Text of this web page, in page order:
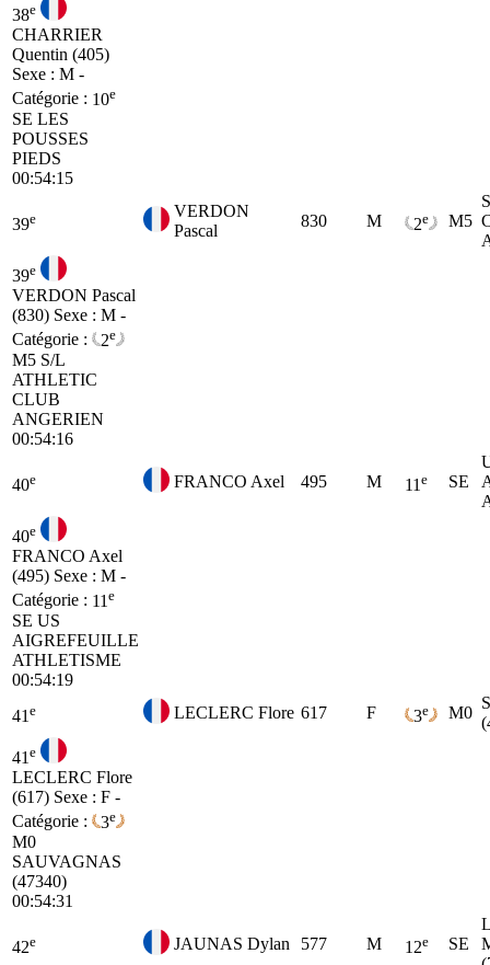
38e
CHARRIER
Quentin (405)
Sexe : M -
Catégorie : 10e
SE LES
POUSSES
PIEDS
00:54:15
39e
VERDON
Pascal
830 M 2e M5
39e
VERDON Pascal
(830) Sexe : M -
Catégorie :
2e
M5 S/L
ATHLETIC
CLUB
ANGERIEN
00:54:16
40e FRANCO Axel 495 M 11 e SE
40e
FRANCO Axel
(495) Sexe : M -
Catégorie : 11 e
SE US
AIGREFEUILLE
ATHLETISME
00:54:19
41 e LECLERC Flore 617 F 3e M0
41 e
LECLERC Flore
(617) Sexe : F -
Catégorie :
3e
M0
SAUVAGNAS
(47340)
00:54:31
42e JAUNAS Dylan 577 M 12e SE